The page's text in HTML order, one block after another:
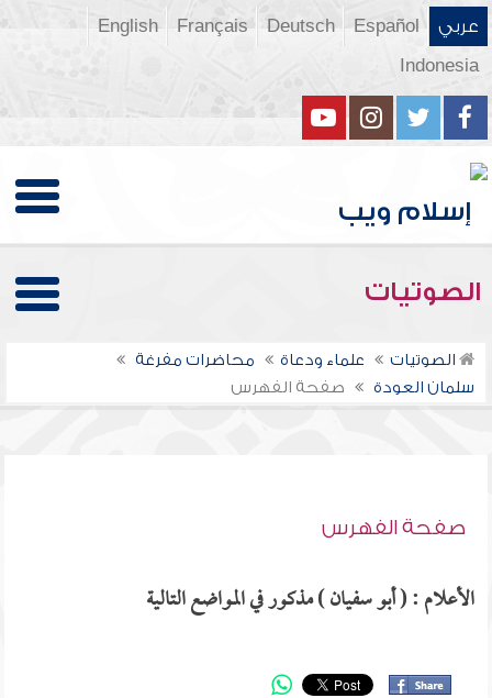
عربي Español
Deutsch
Français
English
Indonesia
الصوتيات
الصوتيات علماء ودعاة
محاضرات مفرغة
سلمان العودة
صفحة الفهرس
صفحة الفهرس
الأعلام : ( أبو سفيان ) مذكور في المواضع التالية